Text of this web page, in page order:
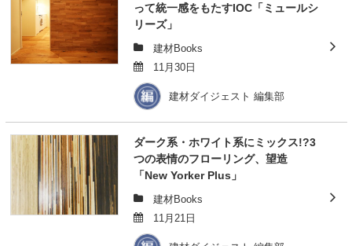
って統一感をもたすIOC「ミュールシ
リーズ」
建材Books
11月30日
建材ダイジェスト 編集部
ダーク系・ホワイト系にミックス!?3
つの表情のフローリング、望造
「New Yorker Plus」
建材Books
11月21日